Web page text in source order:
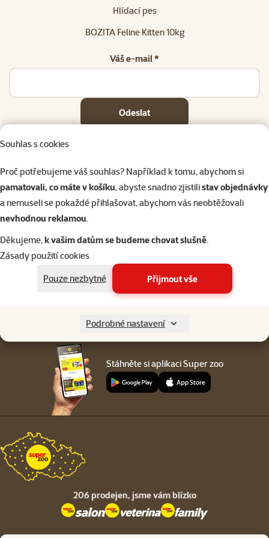
Souhlas s cookies
Proč potřebujeme váš souhlas? Například k tomu, abychom si
pamatovali, co máte v košíku, abyste snadno zjistilistav objednávky
a nemuseli se pokaždé přihlašovat, abychom vás neobtěžovali
nevhodnou reklamou.
Děkujeme,k vašim datům se budeme chovat slušně.
Zásady použití cookies
Pouze nezbytné
Přijmout vše
Podrobné nastavení
Hlídací pes
BOZITA Feline Kitten 10kg
Váš e-mail *
Odeslat
Napište nám
eshop@superzoo.cz
321 000 180
Po–Pá 7:00 – 18:00
Online chat
nebo
206 prodejen
Menu v patičce
Pro zákazníky
Stáhněte si aplikaci Super zoo
206 prodejen, jsme vám blízko